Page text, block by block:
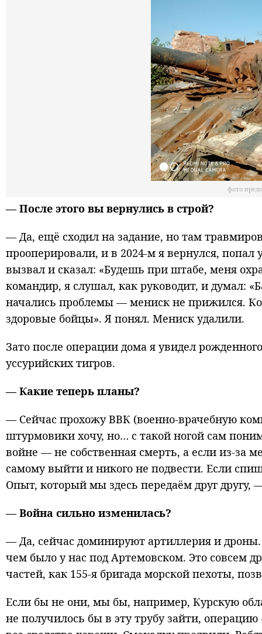
фото
— После этого вы вернулись в строй?
— Да, ещё сходил на задание, но там
прооперировали, и в 2024-м я вернулся,
вызвал и сказал: «Будешь при штабе, меня
командир, я слушал, как руководит, и думал:
начались проблемы — мениск не прижился.
здоровые бойцы». Я понял. Мениск удалили.
Зато после операции дома я увидел
уссурийских тигров.
— Какие теперь планы?
— Сейчас прохожу ВВК (военно-врачебную
штурмовики хочу, но… с такой ногой сам
войне — не собственная смерть, а если из-за
самому выйти и никого не подвести. Если
Опыт, который мы здесь передаём друг другу,
— Война сильно изменилась?
— Да, сейчас доминируют артиллерия и
чем было у нас под Артемовском. Это совсем
частей, как 155-я бригада морской пехоты,
Если бы не они, мы бы, например, Курскую
не получилось бы в эту трубу зайти,